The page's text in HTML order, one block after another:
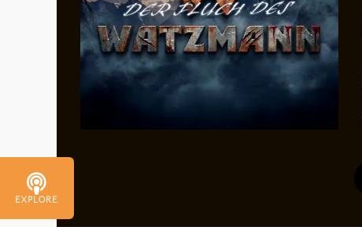
EXPLORE